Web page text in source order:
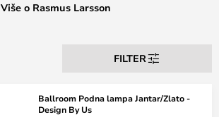
Više o Rasmus Larsson
FILTER
Ballroom Podna lampa Jantar/Zlato -
Design By Us